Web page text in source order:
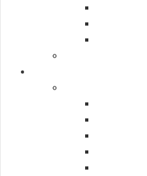
Hubungi Kami :
Bukit Siol, Jalan Semariang
Petra Jaya
93050 Kuching Sarawak